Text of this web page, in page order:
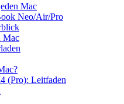
Mac
Neo/Air/Pro
Mac
(Pro): Leitfaden